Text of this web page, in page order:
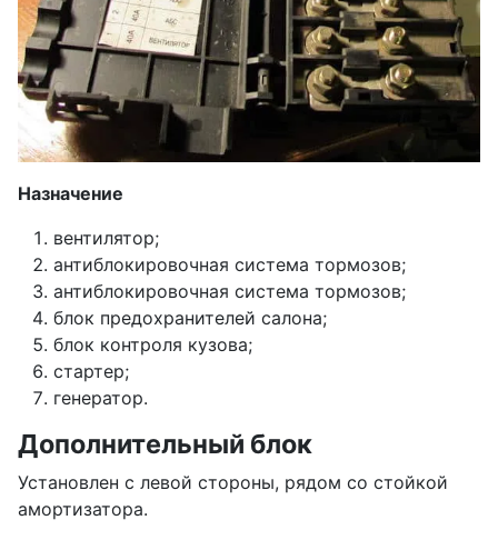
Назначение
вентилятор;
антиблокировочная система тормозов;
антиблокировочная система тормозов;
блок предохранителей салона;
блок контроля кузова;
стартер;
генератор.
Дополнительный блок
Установлен с левой стороны, рядом со стойкой
амортизатора.